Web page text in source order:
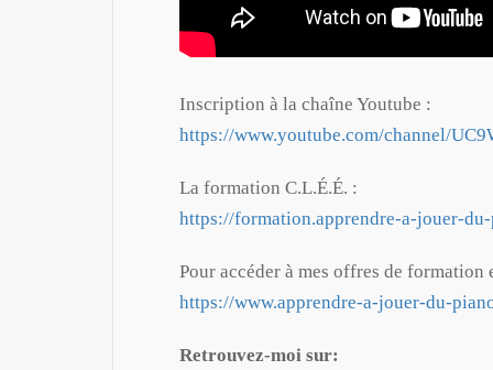
Inscription à la chaîne Youtube :
https://www.youtube.com/channel/
La formation C.L.É.É. :
https://formation.apprendre-a-jouer-
Pour accéder à mes offres de
https://www.apprendre-a-jouer-du-
Retrouvez-moi sur: